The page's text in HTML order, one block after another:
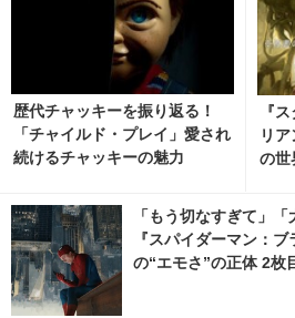
歴代チャッキーを振り返る！
「チャイルド・プレイ」愛され
続けるチャッキーの魅力
『
リ
の世
「もう切なすぎて」
『スパイダーマン：ブ
の“エモさ”の正体 2枚